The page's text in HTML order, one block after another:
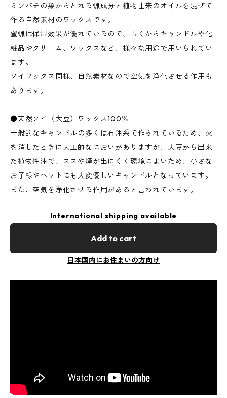
ミツバチの巣からとれる蝋成分と植物由来のオイルを混ぜて
作る自然素材のワックスです。
蜜蝋は保湿効果が優れているので、古くからキャンドルや化
粧品やクリーム、ワックスなど、様々な用途で用いられてい
ます。
ソイワックス同様、自然素材なので空気を浄化させる作用も
あります。
●天然ソイ（大豆）ワックス100％
一般的なキャンドルの多くは石油系で作られているため、火
を消したときに人工的なにおいがありますが、大豆から出来
た植物性油で、ススや煙が出にくく環境によいため、小さな
お子様やペットにも大変優しいキャンドルとなっています。
また、空気を浄化させる作用があると言われています。
International shipping available
Add to cart
日本国内にお住まいの方向け